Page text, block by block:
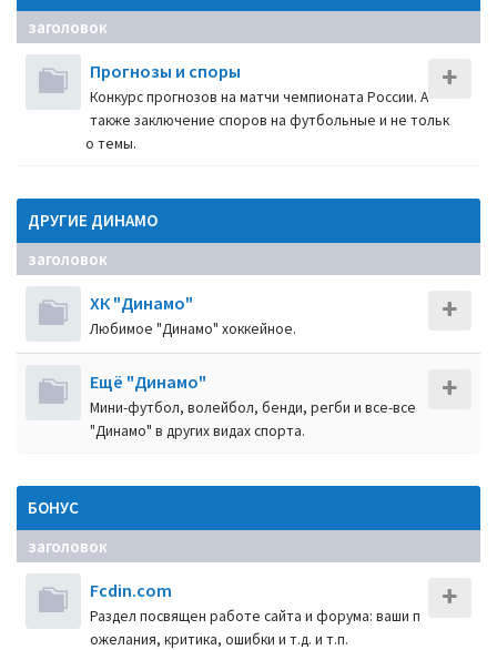
заголовок
Прогнозы и споры
Конкурс прогнозов на матчи чемпионата России. А
также заключение споров на футбольные и не тольк
о темы.
ДРУГИЕ ДИНАМО
заголовок
ХК "Динамо"
Любимое "Динамо" хоккейное.
Ещё "Динамо"
Мини-футбол, волейбол, бенди, регби и все-все
"Динамо" в других видах спорта.
БОНУС
заголовок
Fcdin.com
Раздел посвящен работе сайта и форума: ваши п
ожелания, критика, ошибки и т.д. и т.п.